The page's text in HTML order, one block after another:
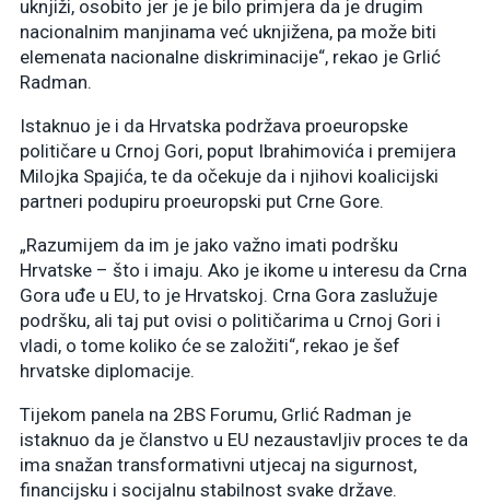
uknjiži, osobito jer je je bilo primjera da je drugim
nacionalnim manjinama već uknjižena, pa može biti
elemenata nacionalne diskriminacije“, rekao je Grlić
Radman.
Istaknuo je i da Hrvatska podržava proeuropske
političare u Crnoj Gori, poput Ibrahimovića i premijera
Milojka Spajića, te da očekuje da i njihovi koalicijski
partneri podupiru proeuropski put Crne Gore.
„Razumijem da im je jako važno imati podršku
Hrvatske – što i imaju. Ako je ikome u interesu da Crna
Gora uđe u EU, to je Hrvatskoj. Crna Gora zaslužuje
podršku, ali taj put ovisi o političarima u Crnoj Gori i
vladi, o tome koliko će se založiti“, rekao je šef
hrvatske diplomacije.
Tijekom panela na 2BS Forumu, Grlić Radman je
istaknuo da je članstvo u EU nezaustavljiv proces te da
ima snažan transformativni utjecaj na sigurnost,
financijsku i socijalnu stabilnost svake države.